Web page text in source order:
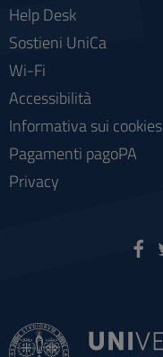
Help Desk
Sostieni UniCa
Wi-Fi
Accessibilità
Informativa sui cookies
Pagamenti pagoPA
Privacy